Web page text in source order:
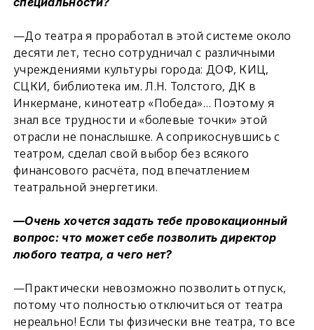
—До театра я проработал в этой системе около
десяти лет, тесно сотрудничал с различными
учреждениями культуры города: ДОФ, КИЦ,
СЦКИ, библиотека им. Л.Н. Толстого, ДК в
Инкермане, кинотеатр «Победа»… Поэтому я
знал все трудности и «болевые точки» этой
отрасли не понаслышке. А соприкоснувшись с
театром, сделал свой выбор без всякого
финансового расчёта, под впечатлением
театральной энергетики.
—Очень хочется задать тебе провокационный
вопрос: что может себе позволить директор
любого театра, а чего нет?
—Практически невозможно позволить отпуск,
потому что полностью отключиться от театра
нереально! Если ты физически вне театра, то все